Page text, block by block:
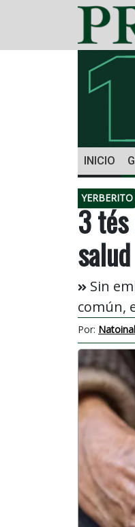
INICIO
YERBERITO
3 tés
salud
Sin
común,
Por: